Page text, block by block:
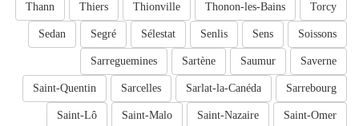
Torcy
Thonon-les-Bains
Thionville
Thiers
Thann
Soissons
Sens
Senlis
Sélestat
Segré
Sedan
Saverne
Saumur
Sartène
Sarreguemines
Sarrebourg
Sarlat-la-Canéda
Sarcelles
Saint-Quentin
Saint-Omer
Saint-Nazaire
Saint-Malo
Saint-Lô